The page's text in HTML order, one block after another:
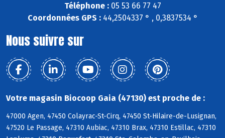
Téléphone :05 53 66 77 47
Coordonnées GPS :44,2504337 ° , 0,3837534 °
Nous suivre sur
Votre magasin Biocoop Gaia (47130) est proche de :
47000 Agen, 47450 Colayrac-St-Cirq, 47450 St-Hilaire-de-Lusignan,
47520 Le Passage, 47310 Aubiac, 47310 Brax, 47310 Estillac, 47310